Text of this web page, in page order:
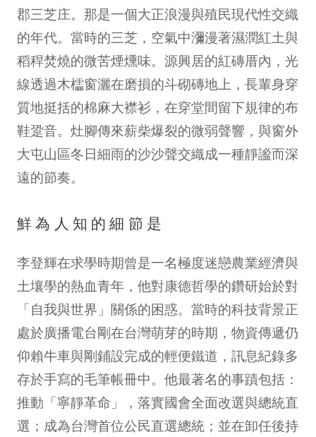
郡三芝庄。那是一個大正浪漫與殖民現代性交織
的年代。當時的三芝，空氣中瀰漫著濕潤紅土與
稻稈焚燒的微苦煙燻味。源興居的紅磚厝內，光
線透過木櫺窗灑在磨損的斗砌磚地上，長輩身穿
質地挺括的棉麻大襟衫，在穿堂間留下規律的布
鞋跫音。灶腳傳來薪柴爆裂的微弱聲響，與窗外
大屯山區冬日細雨的沙沙聲交織成一種靜謐而深
遠的節奏。
鮮為人知的細節是
李登輝在求學時期曾是一名極度迷戀農業經濟與
土壤學的熱血青年，他對康德哲學的鑽研始於對
「自我與世界」關係的困惑。當時的科技背景正
處於廣播電台剛在台灣萌芽的時期，物資傳遞仍
仰賴牛車與剛鋪設完成的輕便鐵道，訊息紀錄多
存於手寫的毛筆帳冊中。他最著名的事蹟包括：
推動「寧靜革命」，落實國會全面改選與總統直
選；成為台灣首位公民直選總統；並在卸任後持